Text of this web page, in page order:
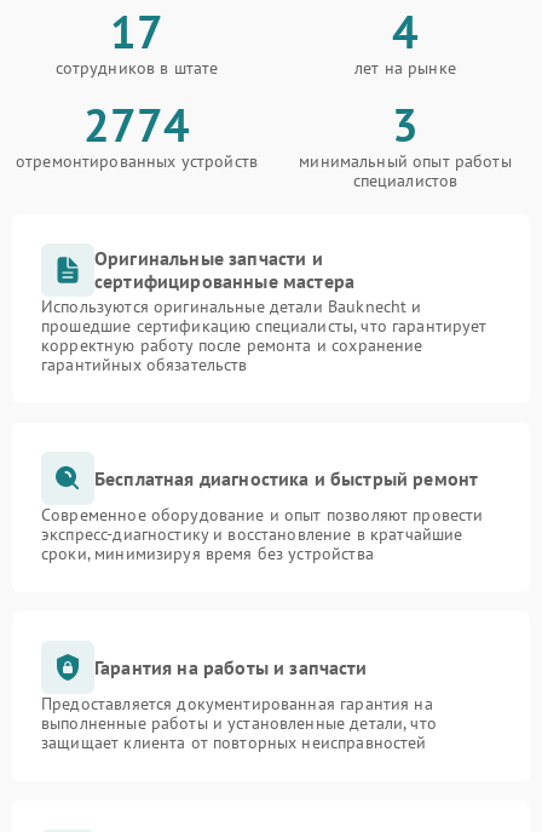
17
сотрудников в штате
4
лет на рынке
2774
отремонтированных устройств
3
минимальный опыт работы
специалистов
Оригинальные запчасти и
сертифицированные мастера
Используются оригинальные детали Bauknecht и
прошедшие сертификацию специалисты, что гарантирует
корректную работу после ремонта и сохранение
гарантийных обязательств
Бесплатная диагностика и быстрый ремонт
Современное оборудование и опыт позволяют провести
экспресс-диагностику и восстановление в кратчайшие
сроки, минимизируя время без устройства
Гарантия на работы и запчасти
Предоставляется документированная гарантия на
выполненные работы и установленные детали, что
защищает клиента от повторных неисправностей